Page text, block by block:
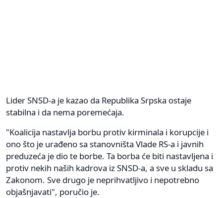
Lider SNSD-a je kazao da Republika Srpska ostaje
stabilna i da nema poremećaja.
"Koalicija nastavlja borbu protiv kirminala i korupcije i
ono što je urađeno sa stanovništa Vlade RS-a i javnih
preduzeća je dio te borbe. Ta borba će biti nastavljena i
protiv nekih naših kadrova iz SNSD-a, a sve u skladu sa
Zakonom. Sve drugo je neprihvatljivo i nepotrebno
objašnjavati", poručio je.